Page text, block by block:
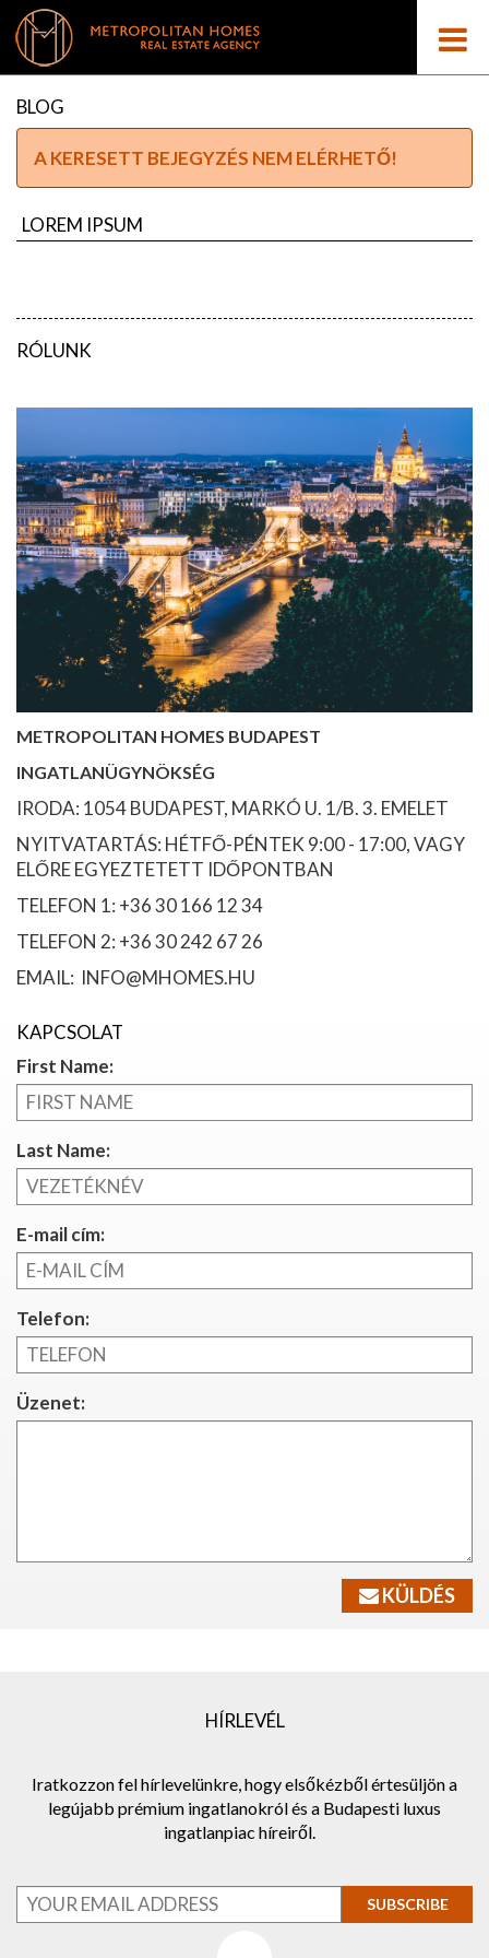
BLOG
A KERESETT BEJEGYZÉS NEM ELÉRHETŐ!
LOREM IPSUM
RÓLUNK
METROPOLITAN HOMES BUDAPEST
INGATLANÜGYNÖKSÉG
IRODA: 1054 BUDAPEST, MARKÓ U. 1/B. 3. EMELET
NYITVATARTÁS: HÉTFŐ-PÉNTEK 9:00 - 17:00, VAGY
ELŐRE EGYEZTETETT IDŐPONTBAN
TELEFON 1: +36 30 166 12 34
TELEFON 2: +36 30 242 67 26
EMAIL: INFO@MHOMES.HU
KAPCSOLAT
First Name:
Last Name:
E-mail cím:
Telefon:
Üzenet:
KÜLDÉS
HÍRLEVÉL
Iratkozzon fel hírlevelünkre, hogy elsőkézből értesüljön a
legújabb prémium ingatlanokról és a Budapesti luxus
ingatlanpiac híreiről.
SUBSCRIBE